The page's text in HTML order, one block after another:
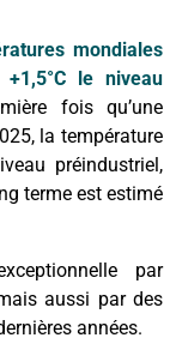
mondiales
le niveau
fois qu’une
la température
préindustriel,
terme est estimé
par
aussi par des
années.